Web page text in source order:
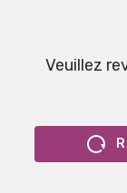
Veuillez